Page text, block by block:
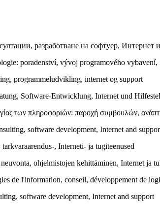
разработване на софтуер, Интернет
poradenství, vývoj programového vybavení,
programmeludvikling, internet og support
Software-Entwicklung, Internet und
των πληροφοριών: παροχή συμβουλών,
software development, Internet and
, Interneti- ja tugiteenused
ohjelmistojen kehittäminen, Internet ja
de l'information, conseil, développement de
software development, Internet and support